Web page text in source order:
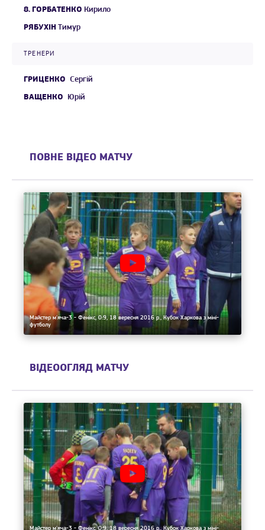
8. ГОРБАТЕНКО Кирило
РЯБУХІН Тимур
ТРЕНЕРИ
ГРИЦЕНКО Сергій
ВАЩЕНКО Юрій
ПОВНЕ ВІДЕО МАТЧУ
Майстер м'яча-3 - Фенікс, 0:9, 18 вересня 2016 р., Кубок Харкова з міні-
футболу
ВІДЕООГЛЯД МАТЧУ
Майстер м'яча-3 - Фенікс, 0:9, 18 вересня 2016 р., Кубок Харкова з міні-